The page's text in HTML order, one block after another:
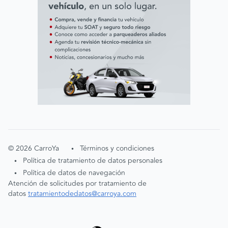
©2026 CarroYa • Términos y condiciones
• Política de tratamiento de datos personales
•
Política de datos de navegación
Atención de solicitudes por tratamiento de
datostratamientodedatos@carroya.com